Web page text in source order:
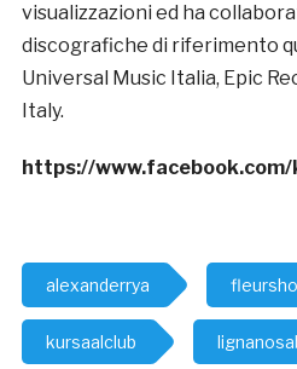
visualizzazioni ed ha
discografiche di riferimento
Universal Music Italia, Epic
Italy.
https://
alexanderrya
kursaalclub